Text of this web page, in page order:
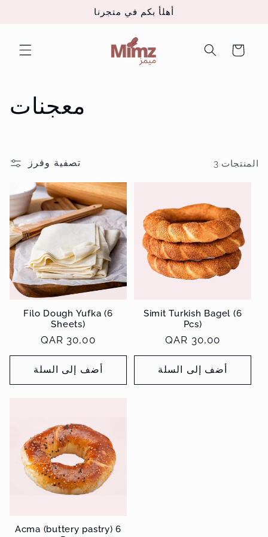
أهلأ بكم في متجرنا
عربة
التسوق
م
م
و
ع
ة
:
معجنات
تصفية وفرز 3 المنتجات
Filo Dough Yufka (6
Sheets)
سعر
عادي
QAR 30,00
أضف إلى السلة
Simit Turkish Bagel (6
Pcs)
سعر
عادي
QAR 30,00
أضف إلى السلة
Acma (buttery pastry) 6